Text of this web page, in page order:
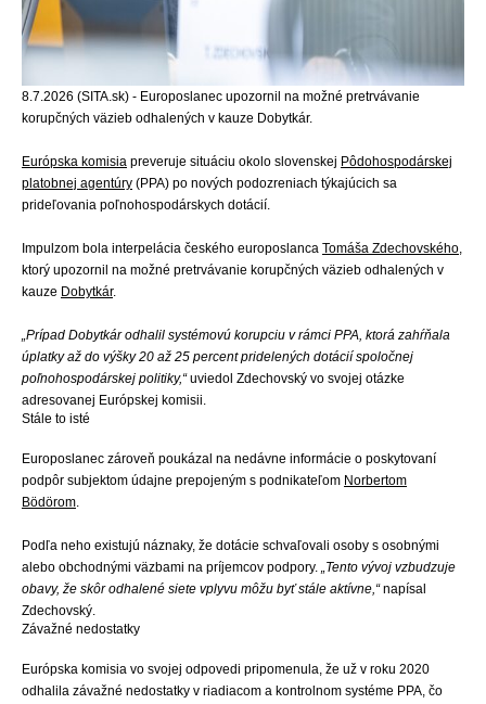
8.7.2026 (SITA.sk) - Europoslanec upozornil na možné pretrvávanie
korupčných väzieb odhalených v kauze Dobytkár.
Európska komisia preveruje situáciu okolo slovenskej Pôdohospodárskej
platobnej agentúry (PPA) po nových podozreniach týkajúcich sa
prideľovania poľnohospodárskych dotácií.
Impulzom bola interpelácia českého europoslanca Tomáša Zdechovského,
ktorý upozornil na možné pretrvávanie korupčných väzieb odhalených v
kauze Dobytkár.
„Prípad Dobytkár odhalil systémovú korupciu v rámci PPA, ktorá zahŕňala
úplatky až do výšky 20 až 25 percent pridelených dotácií spoločnej
poľnohospodárskej politiky,“uviedol Zdechovský vo svojej otázke
adresovanej Európskej komisii.
Stále to isté
Europoslanec zároveň poukázal na nedávne informácie o poskytovaní
podpôr subjektom údajne prepojeným s podnikateľom Norbertom
Bödörom.
Podľa neho existujú náznaky, že dotácie schvaľovali osoby s osobnými
alebo obchodnými väzbami na príjemcov podpory. „Tento vývoj vzbudzuje
obavy, že skôr odhalené siete vplyvu môžu byť stále aktívne,“napísal
Zdechovský.
Závažné nedostatky
Európska komisia vo svojej odpovedi pripomenula, že už v roku 2020
odhalila závažné nedostatky v riadiacom a kontrolnom systéme PPA, čo